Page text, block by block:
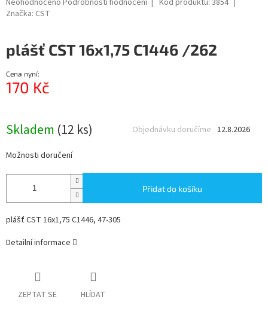
hodnocení
0,0
z
5
hvězdiček.
Neohodnoceno Podrobnosti hodnocení Kód produktu: 3854
Značka: CST
plášť CST 16x1,75 C1446 /262
Cena nyní:
170 Kč
Skladem (12 ks) 12.8.2026
Objednávku doručíme
Možnosti doručení
Přidat do košíku
plášť CST 16x1,75 C1446, 47-305
Detailní informace
ZEPTAT SE HLÍDAT